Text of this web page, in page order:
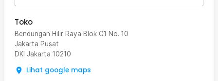
Toko
Bendungan Hilir Raya Blok G1 No. 10
Jakarta Pusat
DKI Jakarta 10210
Lihat google maps